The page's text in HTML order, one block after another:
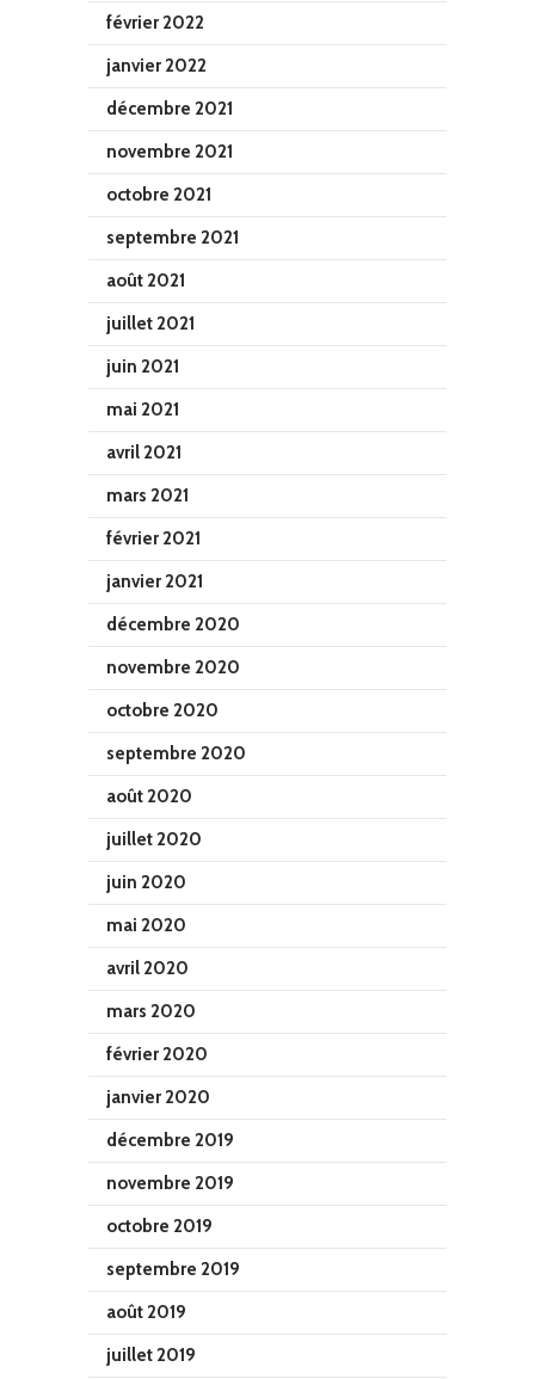
février 2022
janvier 2022
décembre 2021
novembre 2021
octobre 2021
septembre 2021
août 2021
juillet 2021
juin 2021
mai 2021
avril 2021
mars 2021
février 2021
janvier 2021
décembre 2020
novembre 2020
octobre 2020
septembre 2020
août 2020
juillet 2020
juin 2020
mai 2020
avril 2020
mars 2020
février 2020
janvier 2020
décembre 2019
novembre 2019
octobre 2019
septembre 2019
août 2019
juillet 2019